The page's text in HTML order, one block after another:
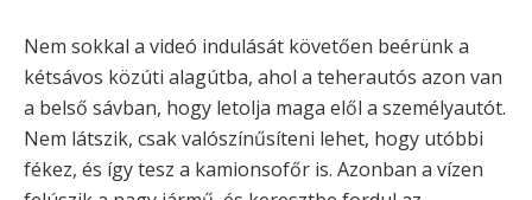
Nem sokkal a videó indulását követően beérünk a
kétsávos közúti alagútba, ahol a teherautós azon van
a belső sávban, hogy letolja maga elől a személyautót.
Nem látszik, csak valószínűsíteni lehet, hogy utóbbi
fékez, és így tesz a kamionsofőr is. Azonban a vízen